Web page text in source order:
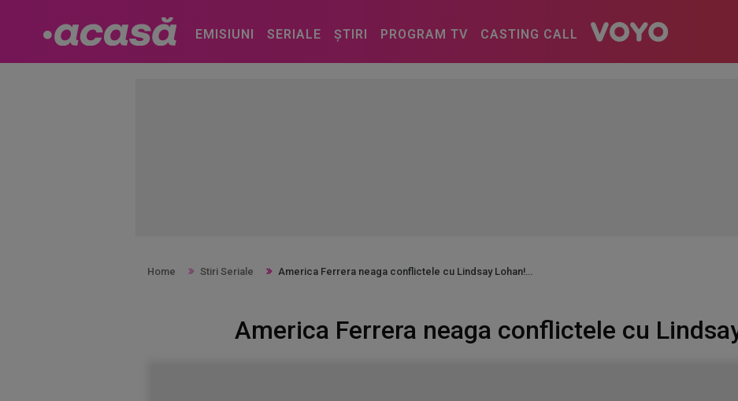
EMISIUNI SERIALE ȘTIRI PROGRAM TV CASTING CALL
Home Stiri Seriale America Ferrera neaga conflictele cu Lindsay Lohan!
America Ferrera neaga conflictele cu